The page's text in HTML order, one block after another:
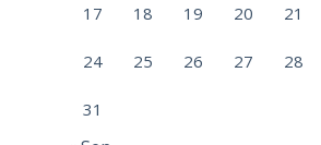
17 18 19 20 21
24 25 26 27 28
31